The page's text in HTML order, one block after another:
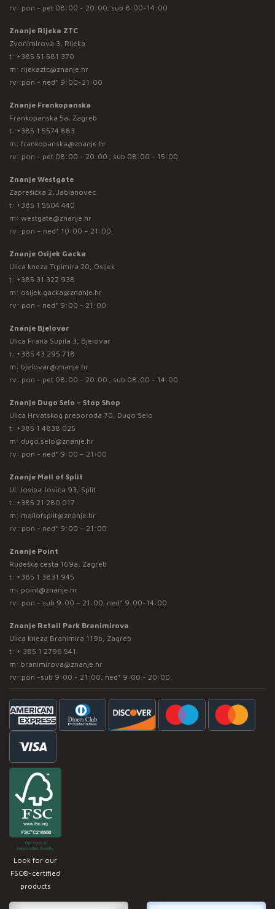
rv: pon - pet 08:00 - 20:00; sub 8:00-14:00
Znanje Rijeka ZTC
Zvonimirova 3, Rijeka
t: +385 51 581 370
m: rijekaztc@znanje.hr
rv: pon - ned* 9:00-21:00
Znanje Frankopanska
Frankopanska 5a, Zagreb
t: +385 1 5574 883
m: frankopanska@znanje.hr
rv: pon - pet 08:00 - 20:00 ; sub 08:00 - 15:00
Znanje Westgate
Zaprešićka 2, Jablanovec
t: +385 1 5504 440
m: westgate@znanje.hr
rv: pon – ned* 10:00 – 21:00
Znanje Osijek Gacka
Ulica kneza Trpimira 20, Osijek
t: +385 31 322 938
m: osijek.gacka@znanje.hr
rv: pon - ned* 9:00 - 21:00
Znanje Bjelovar
Ulica Frana Supila 3, Bjelovar
t: +385 43 295 718
m: bjelovar@znanje.hr
rv: pon - pet 08:00 - 20:00 ; sub 08:00 - 14:00
Znanje Dugo Selo – Stop Shop
Ulica Hrvatskog preporoda 70, Dugo Selo
t: +385 1 4838 025
m: dugo.selo@znanje.hr
rv: pon - ned* 9:00 – 21:00
Znanje Mall of Split
Ul. Josipa Jovića 93, Split
t: +385 21 280 017
m: mallofsplit@znanje.hr
rv: pon - ned* 9:00 – 21:00
Znanje Point
Rudeška cesta 169a, Zagreb
t: +385 1 3831 945
m: point@znanje.hr
rv: pon - sub 9:00 – 21:00; ned* 9:00-14:00
Znanje Retail Park Branimirova
Ulica kneza Branimira 119b, Zagreb
t: + 385 1 2796 541
m: branimirova@znanje.hr
rv: pon -sub 9:00 - 21:00, ned* 9:00 - 20:00
Look for our
FSC®-certified
products